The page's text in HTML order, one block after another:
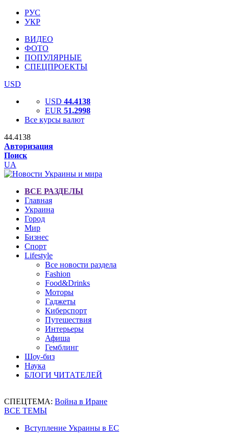
РУС
УКР
ВИДЕО
ФОТО
ПОПУЛЯРНЫЕ
СПЕЦПРОЕКТЫ
USD
USD 44.4138
EUR 51.2998
Все курсы валют
44.4138
Авторизация
Поиск
UA
ВСЕ РАЗДЕЛЫ
Главная
Украина
Город
Мир
Бизнес
Спорт
Lifestyle
Все новости раздела
Fashion
Food&Drinks
Моторы
Гаджеты
Киберспорт
Путешествия
Интерьеры
Афиша
Гемблинг
Шоу-биз
Наука
БЛОГИ ЧИТАТЕЛЕЙ
СПЕЦТЕМА: Война в Иране
ВСЕ ТЕМЫ
Вступление Украины в ЕС